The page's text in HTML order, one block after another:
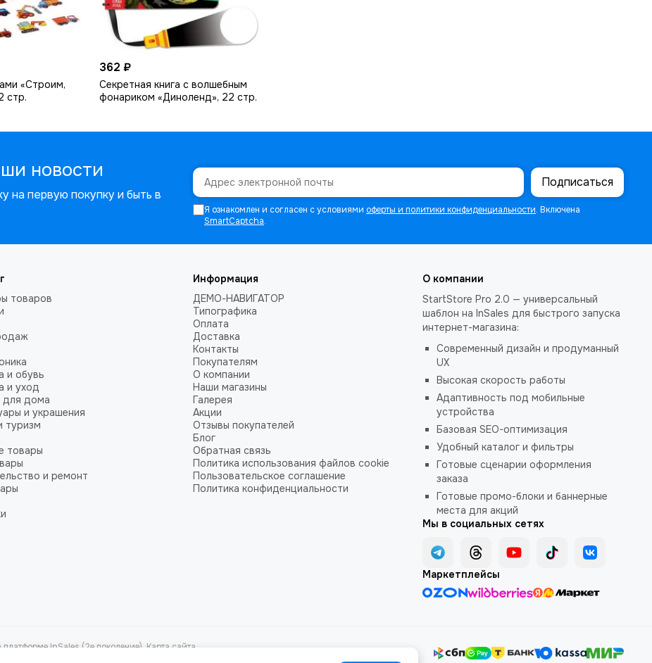
«Строим,
стр.
362 ₽
Секретная книга с волшебным
фонариком «Диноленд», 22 стр.
новости
на первую покупку и быть в
Подписаться
Я ознакомлен и согласен с условиями оферты и политики конфиденциальности. Включена
SmartCaptcha.
товаров
и обувь
и уход
для дома
и украшения
туризм
товары
и ремонт
Информация
ДЕМО-НАВИГАТОР
Типографика
Оплата
Доставка
Контакты
Покупателям
О компании
Наши магазины
Галерея
Акции
Отзывы покупателей
Блог
Обратная связь
Политика использования файлов cookie
Пользовательское соглашение
Политика конфиденциальности
О компании
StartStore Pro 2.0 — универсальный
шаблон на InSales для быстрого запуска
интернет-магазина:
Современный дизайн и продуманный
UX
Высокая скорость работы
Адаптивность под мобильные
устройства
Базовая SEO-оптимизация
Удобный каталог и фильтры
Готовые сценарии оформления
заказа
Готовые промо-блоки и баннерные
места для акций
Мы в социальных сетях
Маркетплейсы
InSales (2е поколение). Карта сайта